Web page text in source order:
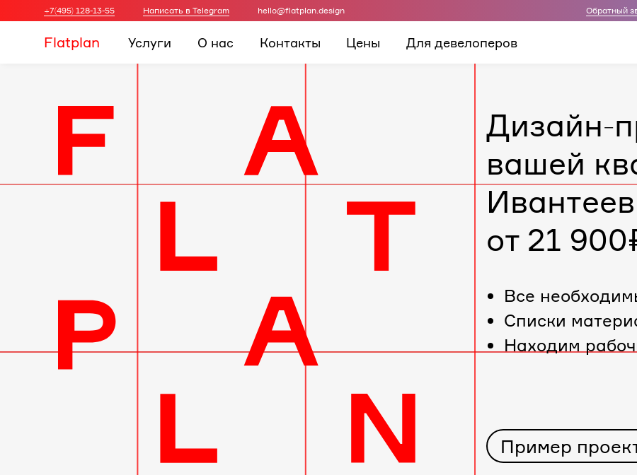
+7(495) 128-13-55 Написать в Telegram hello@flatplan.design Обратный
Flatplan Услуги О нас Контакты Цены Для девелоперов
Дизайн-
вашей
от 21
Все
Cписки
Находим
Пример